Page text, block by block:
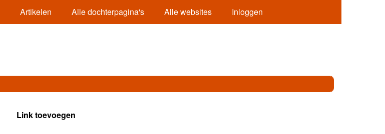
Artikelen Alle dochterpagina's Alle websites Inloggen
Link toevoegen